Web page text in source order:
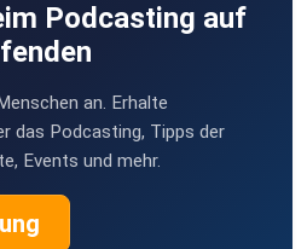
Podcasting auf
an. Erhalte
das Podcasting, Tipps der
Events und mehr.